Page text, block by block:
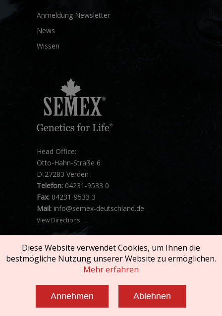
Anmeldung Newsletter
News
Wissen
Head Office:
Otto-Hahn-Straße 6
D-27283 Verden
Telefon: 04231-9533 0
Fax: 04231-9533 3
Mail: info@semex-deutschland.de
View Directions
Impressum und AGB
Datenschutzerklärung
Diese Website verwendet Cookies, um Ihnen die
bestmögliche Nutzung unserer Website zu ermöglichen.
Mehr erfahren
Annehmen Ablehnen